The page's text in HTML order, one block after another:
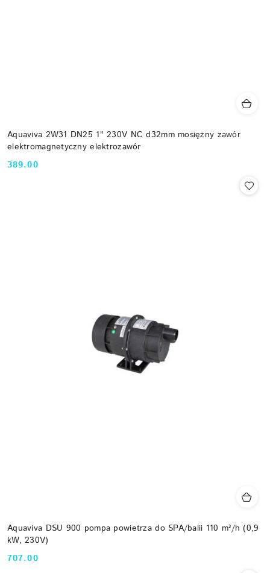
Aquaviva 2W31 DN25 1" 230V NC d32mm mosiężny zawór
elektromagnetyczny elektrozawór
Cena:
389.00
Aquaviva DSU 900 pompa powietrza do SPA/balii 110 m³/h (0,9
kW, 230V)
Cena:
707.00